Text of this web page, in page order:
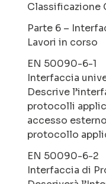
Classificazione
Parte 6 –
Lavori in corso
EN 50090-6-1
Interfaccia
Descrive
protocolli
accesso
protocollo
EN 50090-6-2
Interfaccia di